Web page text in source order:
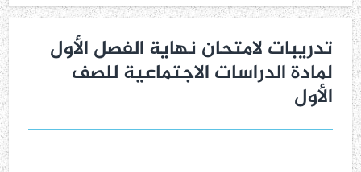
تدريبات لامتحان نهاية الفصل الأول
لمادة الدراسات الاجتماعية للصف
الأول